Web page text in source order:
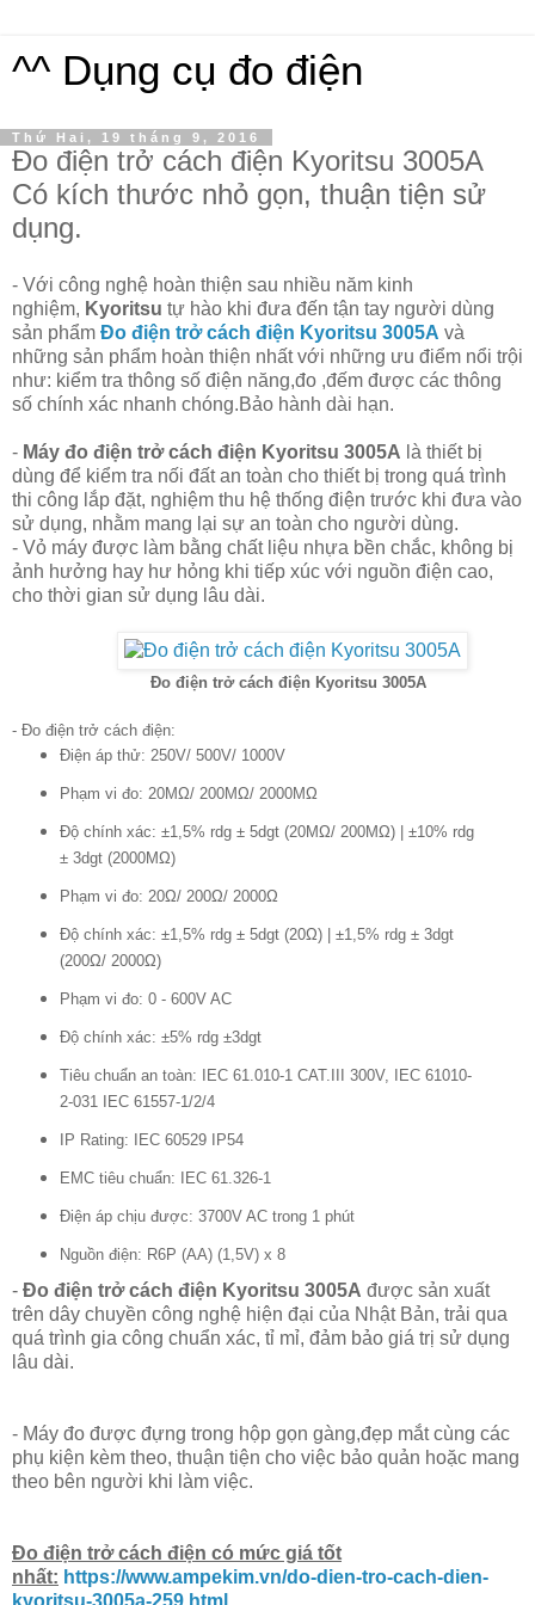
^^ Dụng cụ đo điện
Thứ Hai, 19 tháng 9, 2016
Đo điện trở cách điện Kyoritsu 3005A
Có kích thước nhỏ gọn, thuận tiện sử
dụng.
- Với công nghệ hoàn thiện sau nhiều năm kinh
nghiệm, Kyoritsu tự hào khi đưa đến tận tay người dùng
sản phẩm Đo điện trở cách điện Kyoritsu 3005A và
những sản phẩm hoàn thiện nhất với những ưu điểm nổi trội
như: kiểm tra thông số điện năng,đo ,đếm được các thông
số chính xác nhanh chóng.Bảo hành dài hạn.
- Máy đo điện trở cách điện Kyoritsu 3005A là thiết bị
dùng để kiểm tra nối đất an toàn cho thiết bị trong quá trình
thi công lắp đặt, nghiệm thu hệ thống điện trước khi đưa vào
sử dụng, nhằm mang lại sự an toàn cho người dùng.
- Vỏ máy được làm bằng chất liệu nhựa bền chắc, không bị
ảnh hưởng hay hư hỏng khi tiếp xúc với nguồn điện cao,
cho thời gian sử dụng lâu dài.
Đo điện trở cách điện Kyoritsu 3005A
- Đo điện trở cách điện:
Điện áp thử: 250V/ 500V/ 1000V
Phạm vi đo: 20MΩ/ 200MΩ/ 2000MΩ
Độ chính xác: ±1,5% rdg ± 5dgt (20MΩ/ 200MΩ) | ±10% rdg
± 3dgt (2000MΩ)
Phạm vi đo: 20Ω/ 200Ω/ 2000Ω
Độ chính xác: ±1,5% rdg ± 5dgt (20Ω) | ±1,5% rdg ± 3dgt
(200Ω/ 2000Ω)
Phạm vi đo: 0 - 600V AC
Độ chính xác: ±5% rdg ±3dgt
Tiêu chuẩn an toàn: IEC 61.010-1 CAT.III 300V, IEC 61010-
2-031 IEC 61557-1/2/4
IP Rating: IEC 60529 IP54
EMC tiêu chuẩn: IEC 61.326-1
Điện áp chịu được: 3700V AC trong 1 phút
Nguồn điện: R6P (AA) (1,5V) x 8
- Đo điện trở cách điện Kyoritsu 3005A được sản xuất
trên dây chuyền công nghệ hiện đại của Nhật Bản, trải qua
quá trình gia công chuẩn xác, tỉ mỉ, đảm bảo giá trị sử dụng
lâu dài.
- Máy đo được đựng trong hộp gọn gàng,đẹp mắt cùng các
phụ kiện kèm theo, thuận tiện cho việc bảo quản hoặc mang
theo bên người khi làm việc.
Đo điện trở cách điện có mức giá tốt
nhất: https://www.ampekim.vn/do-dien-tro-cach-dien-
kyoritsu-3005a-259.html